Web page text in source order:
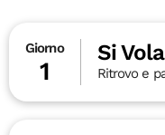
Giorno
1
Si
Ritrovo e